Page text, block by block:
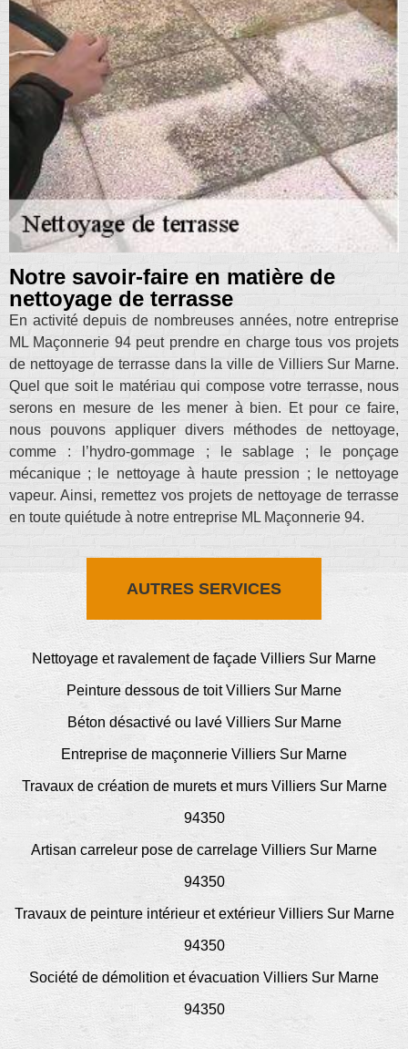
Notre savoir-faire en matière de
nettoyage de terrasse
En activité depuis de nombreuses années, notre entreprise
ML Maçonnerie 94 peut prendre en charge tous vos projets
de nettoyage de terrasse dans la ville de Villiers Sur Marne.
Quel que soit le matériau qui compose votre terrasse, nous
serons en mesure de les mener à bien. Et pour ce faire,
nous pouvons appliquer divers méthodes de nettoyage,
comme : l’hydro-gommage ; le sablage ; le ponçage
mécanique ; le nettoyage à haute pression ; le nettoyage
vapeur. Ainsi, remettez vos projets de nettoyage de terrasse
en toute quiétude à notre entreprise ML Maçonnerie 94.
AUTRES SERVICES
Nettoyage et ravalement de façade Villiers Sur Marne
Peinture dessous de toit Villiers Sur Marne
Béton désactivé ou lavé Villiers Sur Marne
Entreprise de maçonnerie Villiers Sur Marne
Travaux de création de murets et murs Villiers Sur Marne
94350
Artisan carreleur pose de carrelage Villiers Sur Marne
94350
Travaux de peinture intérieur et extérieur Villiers Sur Marne
94350
Société de démolition et évacuation Villiers Sur Marne
94350